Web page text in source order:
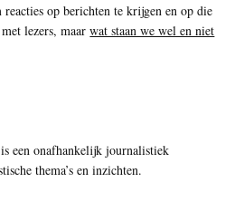
op berichten te krijgen en op die
lezers, maarwat staan we wel en niet
een onafhankelijk journalistiek
thema’s en inzichten.